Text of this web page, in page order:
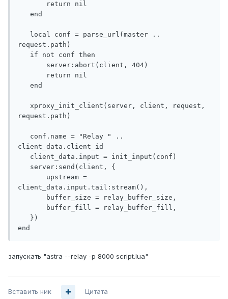
request.path)
request.path)
client_data.client_id
client_data.input.tail:stream(),
запускать "astra --relay -p 8000 script.lua"
Вставить ник Цитата